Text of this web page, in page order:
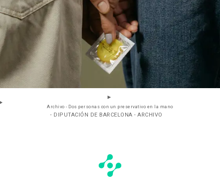
Archivo - Dos personas con un preservativo en la mano
- DIPUTACIÓN DE BARCELONA - ARCHIVO